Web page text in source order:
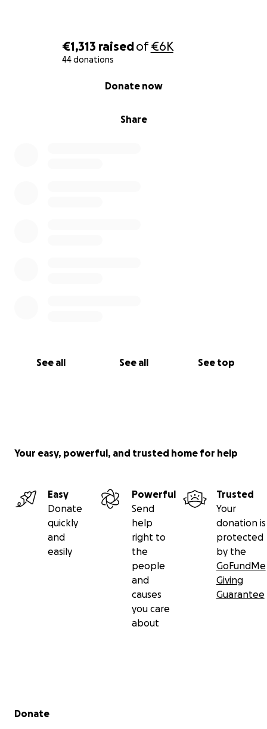
€1,313 raisedof€6K
44 donations
Share
Donate now
See all See all See top
Your easy, powerful, and trusted home for help
Easy
Donate
quickly
and
easily
Powerful
Send
help
right to
the
people
and
causes
you care
about
Trusted
Your
donation is
protected
by the
GoFundMe
Giving
Guarantee
Secondary menu
Donate